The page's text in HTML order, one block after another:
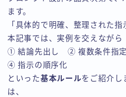
ます。
「具体的で明確、整理された指
本記事では、実例を交えながら
① 結論先出し ② 複数条件指
④ 指示の順序化
といった基本ルールをご紹介し
は、